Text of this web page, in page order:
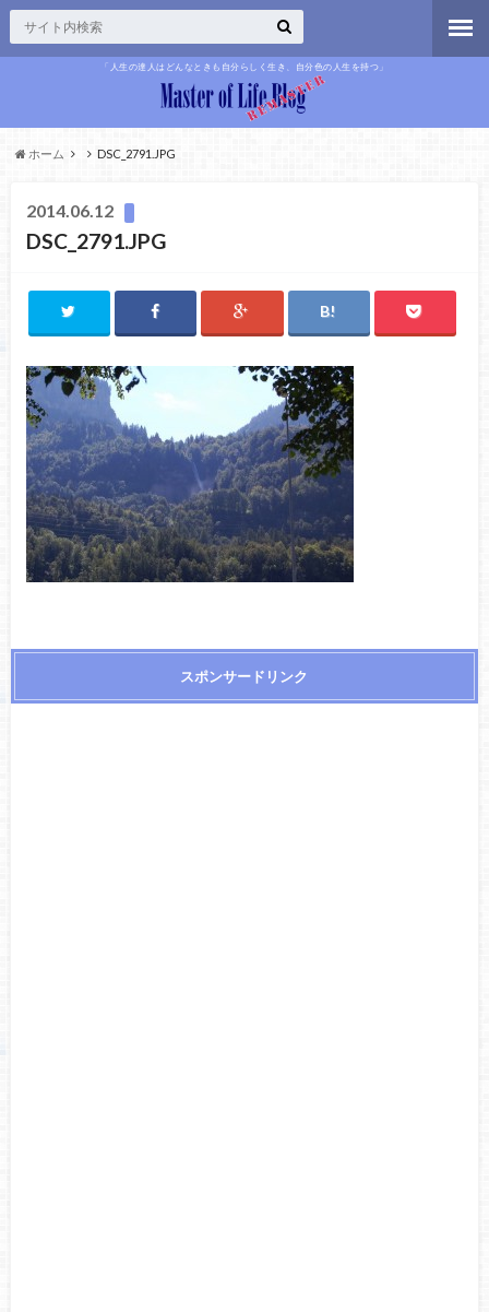
「人生の達人はどんなときも自分らしく生き、自分色の人生を持つ」
ホーム DSC_2791.JPG
2014.06.12
DSC_2791.JPG
スポンサードリンク